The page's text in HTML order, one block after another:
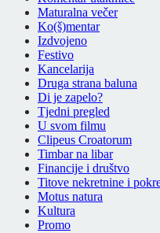
Maturalna večer
Ko(š)mentar
Izdvojeno
Festivo
Kancelarija
Druga strana baluna
Di je zapelo?
Tjedni pregled
U svom filmu
Clipeus Croatorum
Timbar na libar
Financije i društvo
Titove nekretnine i
Motus natura
Kultura
Promo